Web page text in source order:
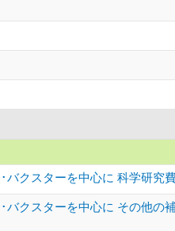
クスターを中心に 科学研究
クスターを中心に その他の